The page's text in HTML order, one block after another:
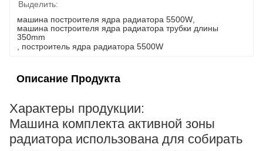
Выделить:
машина построителя ядра радиатора 5500W
машина построителя ядра радиатора трубки длины
350mm
построитель ядра радиатора 5500W
Описание Продукта
Характеры продукции:
Машина комплекта активной зоны
радиатора использована для собирать